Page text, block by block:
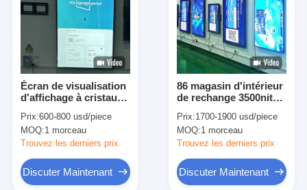
Écran de visualisation
d'affichage à cristaux
magasin de détail de
49 pouces 1920x1080
Prix:600-800 usd/piece
MOQ:1 morceau
Trouvez les derniers prix
Discuter Maintenant
86 magasin d'intérieur
de rechange 3500nits
d'affichage à cristaux
liquides de fenêtre
avant de magasin de
Prix:1700-1900 usd/piece
MOQ:1 morceau
Trouvez les derniers prix
Discuter Maintenant